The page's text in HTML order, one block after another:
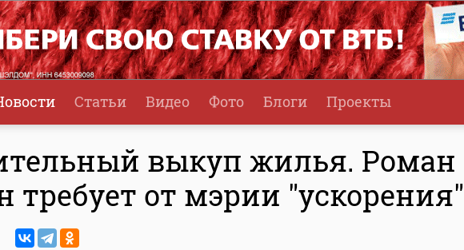
Статьи Видео Фото Блоги Проекты
выкуп жилья. Роман
требует от мэрии "ускорения"